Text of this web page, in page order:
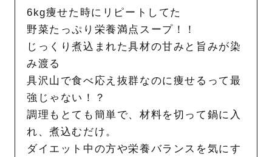
6kg痩せた時にリピートしてた
野菜たっぷり栄養満点スープ！！
じっくり煮込まれた具材の甘みと旨みが染
み渡る
具沢山で食べ応え抜群なのに痩せるって最
強じゃない！？
調理もとても簡単で、材料を切って鍋に入
れ、煮込むだけ。
ダイエット中の方や栄養バランスを気にす